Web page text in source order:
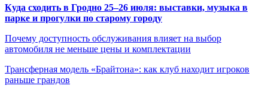
Куда сходить в Гродно 25–26 июля: выставки, музыка в
парке и прогулки по старому городу
Почему доступность обслуживания влияет на выбор
автомобиля не меньше цены и комплектации
Трансферная модель «Брайтона»: как клуб находит игроков
раньше грандов